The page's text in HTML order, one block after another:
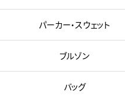
パーカー・スウェット
ブルゾン
バッグ